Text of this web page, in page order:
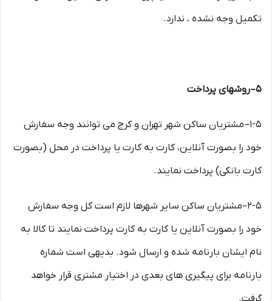
تکمیل وجه نشده ، ندارد.
۵– روشهای پرداخت
۱-۵– مشتریان ساکن شهر تهران و کرج می توانند وجه سفارش
خود را بصورت آنلاین، کارت به کارت یا پرداخت در محل (بصورت
کارت بانکی) پرداخت نمایند.
۲-۵–مشتریان ساکن سایر شهرها لازم است کل وجه سفارش
خود را بصورت آنلاین یا کارت به کارت پرداخت نمایند تا کالا به
نام ایشان بارنامه شده و ارسال شود. بدیهی است شماره
بارنامه برای پیگیری های بعدی در اختیار مشتری قرار خواهد
گرفت.